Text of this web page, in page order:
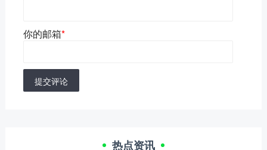
你的邮箱*
提交评论
热点资讯